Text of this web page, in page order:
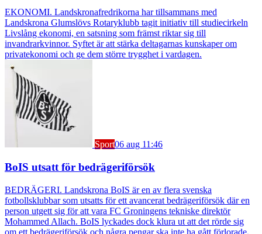
EKONOMI. Landskronafredrikorna har tillsammans med
Landskrona Glumslövs Rotaryklubb tagit initiativ till studiecirkeln
Livslång ekonomi, en satsning som främst riktar sig till
invandrarkvinnor. Syftet är att stärka deltagarnas kunskaper om
privatekonomi och ge dem större trygghet i vardagen.
Sport06 aug 11:46
BoIS utsatt för bedrägeriförsök
BEDRÄGERI. Landskrona BoIS är en av flera svenska
fotbollsklubbar som utsatts för ett avancerat bedrägeriförsök där en
person utgett sig för att vara FC Groningens tekniske direktör
Mohammed Allach. BoIS lyckades dock klura ut att det rörde sig
om ett bedrägeriförsök och några pengar ska inte ha gått förlorade.